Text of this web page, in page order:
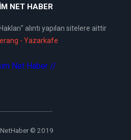
NET HABER
alıntı yapılan sitelere aittir
© 2019